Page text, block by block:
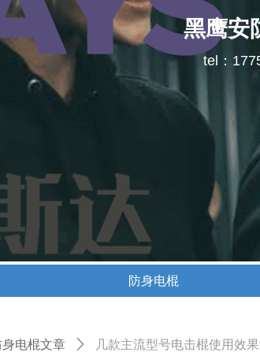
防身电棍
黑鹰安
tel：
身电棍文章 ꄲ 几款主流型号电击棍使用效